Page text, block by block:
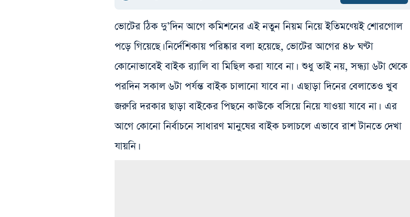
ভোটের ঠিক দু’দিন আগে কমিশনের এই নতুন নিয়ম নিয়ে ইতিমধ্য়েই শোরগোল
পড়ে গিয়েছে। নির্দেশিকায় পরিষ্কার বলা হয়েছে, ভোটের আগের ৪৮ ঘণ্টা
কোনোভাবেই বাইক র‍্যালি বা মিছিল করা যাবে না। শুধু তাই নয়, সন্ধ্যা ৬টা থেকে
পরদিন সকাল ৬টা পর্যন্ত বাইক চালানো যাবে না। এছাড়া দিনের বেলাতেও খুব
জরুরি দরকার ছাড়া বাইকের পিছনে কাউকে বসিয়ে নিয়ে যাওয়া যাবে না। এর
আগে কোনো নির্বাচনে সাধারণ মানুষের বাইক চলাচলে এভাবে রাশ টানতে দেখা
যায়নি।